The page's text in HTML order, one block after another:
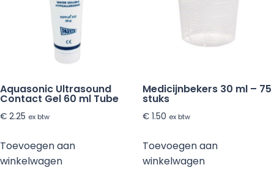
Aquasonic Ultrasound
Contact Gel 60 ml Tube
€ 2.25 ex btw
Toevoegen aan
winkelwagen
Medicijnbekers 30 ml – 75
stuks
€1.50 ex btw
Toevoegen aan
winkelwagen